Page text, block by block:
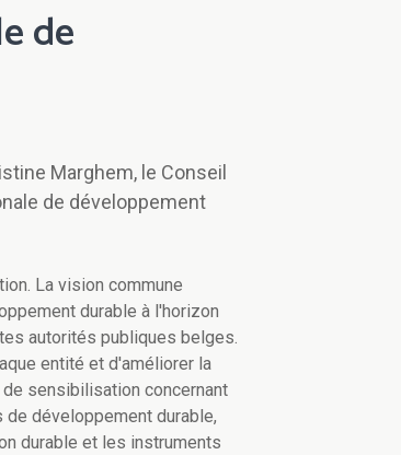
de
Marghem, le Conseil
de développement
La vision commune
durable à l'horizon
autorités publiques belges.
entité et d'améliorer la
sensibilisation concernant
développement durable,
durable et les instruments